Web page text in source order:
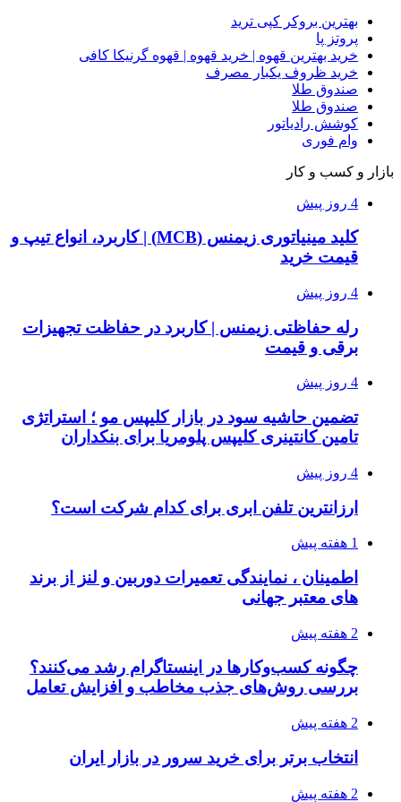
بهترین بروکر کپی ترید
پروتز پا
خرید بهترین قهوه | خرید قهوه | قهوه گرنیکا کافی
خرید ظروف یکبار مصرف
صندوق طلا
صندوق طلا
کوشش رادیاتور
وام فوری
بازار و کسب و کار
4 روز پیش
کلید مینیاتوری زیمنس (MCB) | کاربرد، انواع تیپ و
قیمت خرید
4 روز پیش
رله حفاظتی زیمنس | کاربرد در حفاظت تجهیزات
برقی و قیمت
4 روز پیش
تضمین حاشیه سود در بازار کلیپس مو ؛ استراتژی
تامین کانتینری کلیپس پلومریا برای بنکداران
4 روز پیش
ارزانترین تلفن ابری برای کدام شرکت است؟
1 هفته پیش
اطمینان ، نمایندگی تعمیرات دوربین و لنز از برند
های معتبر جهانی
2 هفته پیش
چگونه کسب‌وکارها در اینستاگرام رشد می‌کنند؟
بررسی روش‌های جذب مخاطب و افزایش تعامل
2 هفته پیش
انتخاب برتر برای خرید سرور در بازار ایران
2 هفته پیش